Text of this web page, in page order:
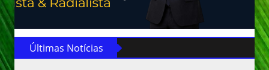
Últimas Notícias